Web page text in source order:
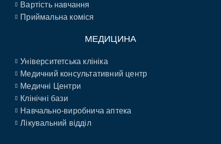
Вартість навчання
Приймальна коміся
МЕДИЦИНА
Університетська клініка
Медичний консультативний центр
Медичні Центри
Клінічні бази
Навчально-виробнича аптека
Лікувальний відділ